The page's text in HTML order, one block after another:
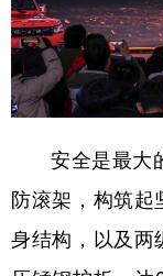
安全是最大的
防滚架，构筑起
身结构，以及两